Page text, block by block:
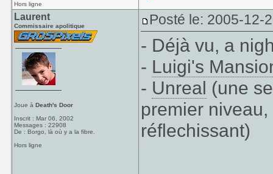
Hors ligne
Laurent
Commissaire apolitique
Joue àDeath's Door
Inscrit : Mar 06, 2002
Messages : 22908
De : Borgo, là où y a la fibre.
Hors ligne
Posté le: 2005-12-
- Déjà vu, a
- Luigi's
- Unreal (une
premier
réflechissant)